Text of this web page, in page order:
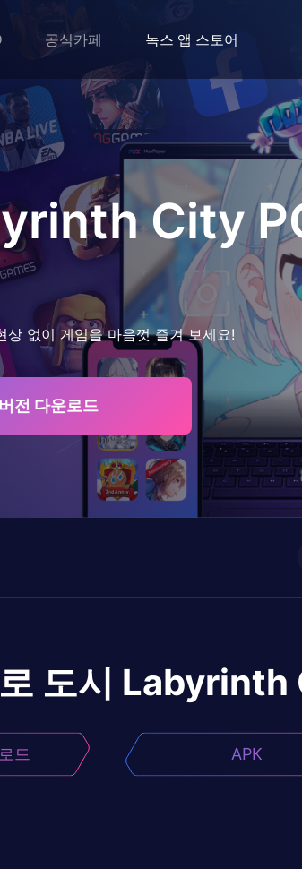
공식카페 녹스 앱 스토어
City
없이 게임을 마음껏 즐겨 보세요!
전 다운로드
도시
드 APK